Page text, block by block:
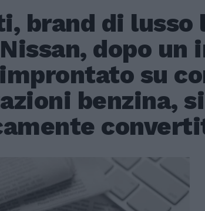
brand di lusso
dopo un
su
benzina,